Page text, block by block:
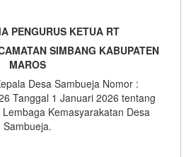
PENGURUS KETUA RT
SIMBANG KABUPATEN
MAROS
Desa Sambueja Nomor :
Tanggal 1 Januari 2026 tentang
Kemasyarakatan Desa
Sambueja.